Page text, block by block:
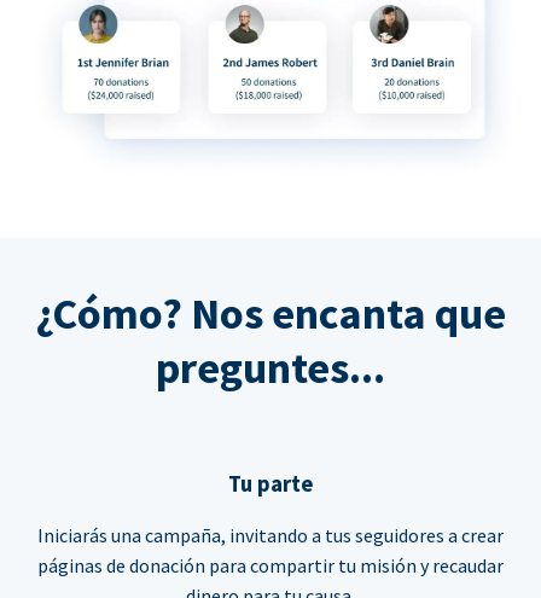
¿Cómo? Nos encanta que
preguntes...
Tu parte
Iniciarás una campaña, invitando a tus seguidores a crear
páginas de donación para compartir tu misión y recaudar